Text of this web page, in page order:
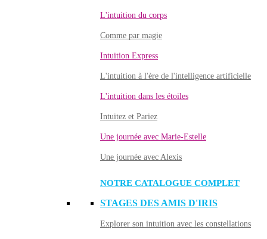
L'intuition du corps
Comme par magie
Intuition Express
L'intuition à l'ère de l'intelligence artificielle
L'intuition dans les étoiles
Intuitez et Pariez
Une journée avec Marie-Estelle
Une journée avec Alexis
NOTRE CATALOGUE COMPLET
STAGES DES AMIS D'IRIS
Explorer son intuition avec les constellations